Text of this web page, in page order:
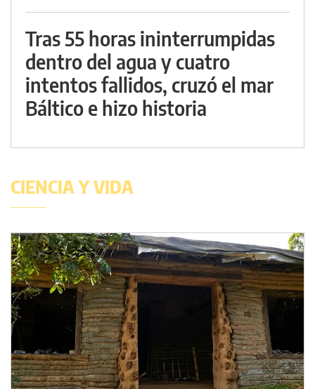
Tras 55 horas ininterrumpidas
dentro del agua y cuatro
intentos fallidos, cruzó el mar
Báltico e hizo historia
CIENCIA Y VIDA